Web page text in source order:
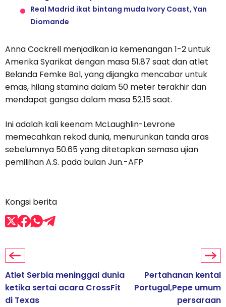
Real Madrid ikat bintang muda Ivory Coast, Yan
Diomande
Anna Cockrell menjadikan ia kemenangan 1-2 untuk
Amerika Syarikat dengan masa 51.87 saat dan atlet
Belanda Femke Bol, yang dijangka mencabar untuk
emas, hilang stamina dalam 50 meter terakhir dan
mendapat gangsa dalam masa 52.15 saat.
Ini adalah kali keenam McLaughlin-Levrone
memecahkan rekod dunia, menurunkan tanda aras
sebelumnya 50.65 yang ditetapkan semasa ujian
pemilihan A.S. pada bulan Jun.-AFP
Kongsi berita
Atlet Serbia meninggal dunia
ketika sertai acara CrossFit
di Texas
Pertahanan kental
Portugal,Pepe umum
persaraan